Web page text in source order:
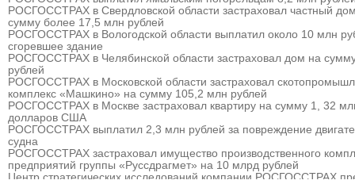
РОСГОССТРАХ в Свердловской области застраховал частный
сумму более 17,5 млн рублей
РОСГОССТРАХ в Вологодской области выплатил около 10 млн
сгоревшее здание
РОСГОССТРАХ в Челябинской области застраховал дом на
рублей
РОСГОССТРАХ в Московской области застраховал
комплекс «Машкино» на сумму 105,2 млн рублей
РОСГОССТРАХ в Москве застраховал квартиру на сумму 1, 32
долларов США
РОСГОССТРАХ выплатил 2,3 млн рублей за повреждение
судна
РОСГОССТРАХ застраховал имущество производственного
предприятий группы «Руссдрагмет» на 10 млрд рублей
Центр стратегических исследований компании РОСГОССТРАХ